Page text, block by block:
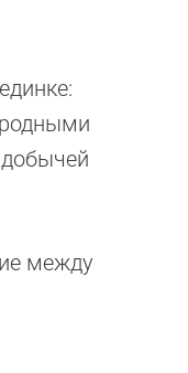
между